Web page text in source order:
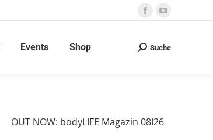
Facebook
opens
YouTube
opens
Events Shop Search:
Suche
OUT NOW: bodyLIFE Magazin 08I26